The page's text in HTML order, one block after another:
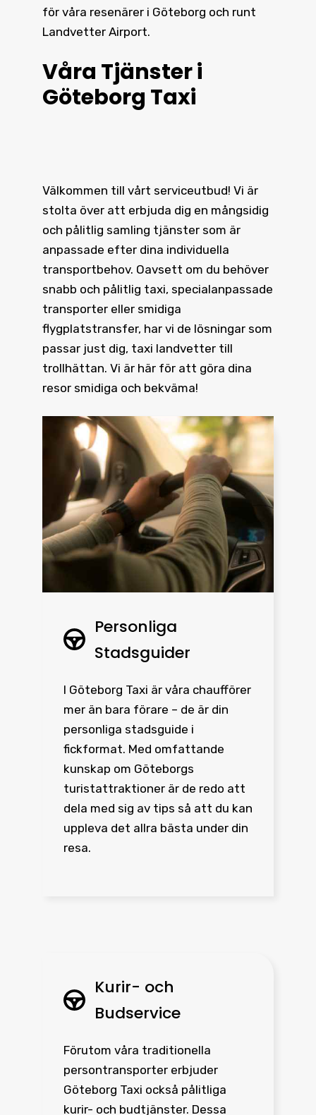
för våra resenärer i Göteborg och runt
Landvetter Airport.
Våra Tjänster i
Göteborg Taxi
Välkommen till vårt serviceutbud! Vi är
stolta över att erbjuda dig en mångsidig
och pålitlig samling tjänster som är
anpassade efter dina individuella
transportbehov. Oavsett om du behöver
snabb och pålitlig taxi, specialanpassade
transporter eller smidiga
flygplatstransfer, har vi de lösningar som
passar just dig, taxi landvetter till
trollhättan. Vi är här för att göra dina
resor smidiga och bekväma!
Personliga
Stadsguider
I Göteborg Taxi är våra chaufförer
mer än bara förare – de är din
personliga stadsguide i
fickformat. Med omfattande
kunskap om Göteborgs
turistattraktioner är de redo att
dela med sig av tips så att du kan
uppleva det allra bästa under din
resa.
Kurir- och
Budservice
Förutom våra traditionella
persontransporter erbjuder
Göteborg Taxi också pålitliga
kurir- och budtjänster. Dessa